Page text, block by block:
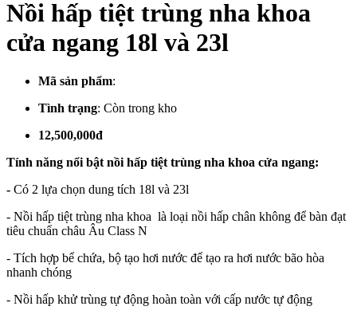
Nồi hấp tiệt trùng nha khoa
cửa ngang 18l và 23l
Mã sản phẩm:
Tình trạng: Còn trong kho
12,500,000đ
Tính năng nổi bật nồi hấp tiệt trùng nha khoa cửa ngang:
- Có 2 lựa chọn dung tích 18l và 23l
- Nồi hấp tiệt trùng nha khoa là loại nồi hấp chân không để bàn đạt
tiêu chuẩn châu Âu Class N
- Tích hợp bể chứa, bộ tạo hơi nước để tạo ra hơi nước bão hòa
nhanh chóng
- Nồi hấp khử trùng tự động hoàn toàn với cấp nước tự động